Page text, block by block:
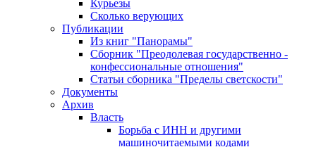
Курьезы
Сколько верующих
Публикации
Из книг "Панорамы"
Сборник "Преодолевая государственно -
конфессиональные отношения"
Статьи сборника "Пределы светскости"
Документы
Архив
Власть
Борьба с ИНН и другими
машиночитаемыми кодами